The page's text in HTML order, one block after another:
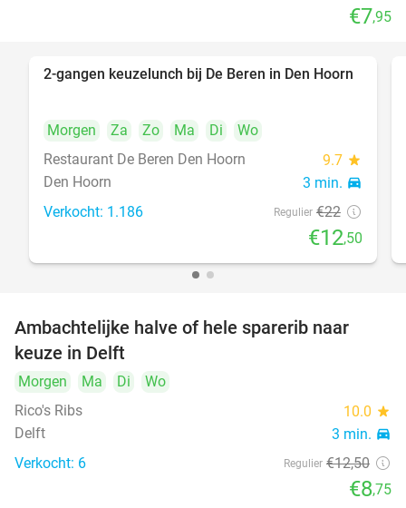
€7,95
43%
2-gangen keuzelunch bij De Beren in Den Hoorn
Morgen Za Zo Ma Di
Wo
Restaurant De Beren Den Hoorn
9.7 star
Den Hoorn 3 min. directions_car
Verkocht: 1.186 Regulier €22
€12,50
TODAY
Ambachtelijke halve of hele sparerib naar
keuze in Delft
Morgen Ma Di
Wo
Rico's Ribs
10.0 star
Delft 3 min. directions_car
Verkocht: 6 Regulier €12,50
€8,75